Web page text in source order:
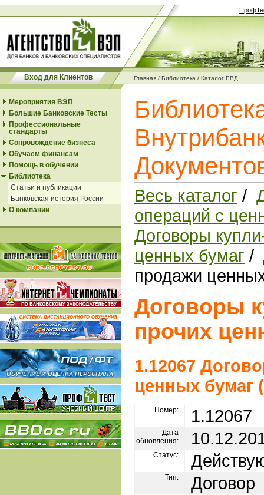
Вход для Клиентов Главная / Библиотека / Каталог БВД
Мероприятия ВЭП
Большие Банковские Тесты
Профессиональные
стандарты
Сопровождение бизнеса
Обучаем финансам
Помощь в обучении
Библиотека
Статьи и публикации
Банковская история России
О компании
Весь каталог /
операций с
Договоры
ценных бумаг /
продажи
Договоры
прочих
1.12067
ценных бумаг
Номер: 1.12067
Дата
обновления:
Статус:
Тип: Договор